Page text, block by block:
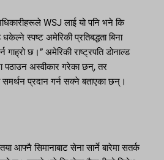
WSJ लाई यो पनि भने कि
स्पष्ट अमेरिकी प्रतिबद्धता बिना
गाह्रो छ।” अमेरिकी राष्ट्रपति डोनाल्ड
अस्वीकार गरेका छन्, तर
प्रदान गर्न सक्ने बताएका छन्।
आफ्नै सिमानाबाट सेना सार्ने बारेमा सतर्क